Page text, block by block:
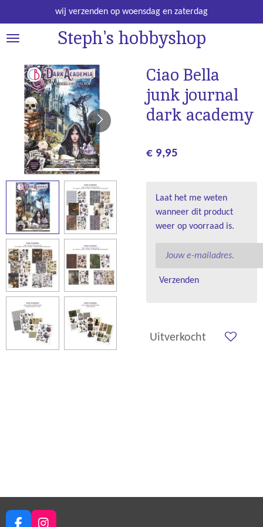
direct
naar
hoofdinhoud
Steph's hobbyshop
wij verzenden op woensdag en zaterdag
Ciao Bella
junk journal
dark academy
€ 9,95
Laat het me weten
wanneer dit product
weer op voorraad is.
Verzenden
Uitverkocht